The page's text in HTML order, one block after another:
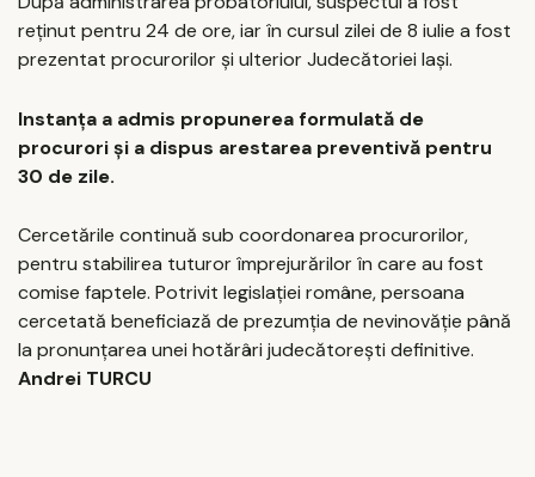
reținut pentru 24 de ore, iar în cursul zilei de 8 iulie a fost
prezentat procurorilor și ulterior Judecătoriei Iași.
Instanța a admis propunerea formulată de
procurori și a dispus arestarea preventivă pentru
30 de zile.
Cercetările continuă sub coordonarea procurorilor,
pentru stabilirea tuturor împrejurărilor în care au fost
comise faptele. Potrivit legislației române, persoana
cercetată beneficiază de prezumția de nevinovăție până
la pronunțarea unei hotărâri judecătorești definitive.
Andrei TURCU